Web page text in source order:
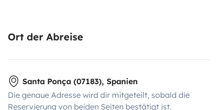
Ort der Abreise
Santa Ponça (07183), Spanien
Die genaue Adresse wird dir mitgeteilt, sobald die
Reservierung von beiden Seiten bestätigt ist.